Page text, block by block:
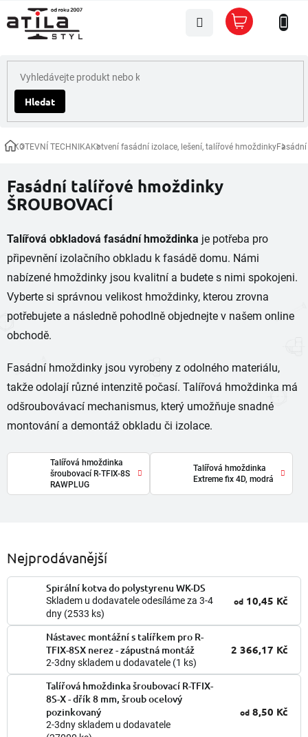
na
obsah
Hledat
Nákupní
košík
DomůKOTEVNÍ TECHNIKAKotvení fasádní izolace, lešení, talířové hmoždinkyFasádní
Fasádní talířové hmoždinky
ŠROUBOVACÍ
Talířová obkladová fasádní hmoždinka je potřeba pro
připevnění izolačního obkladu k fasádě domu. Námi
nabízené hmoždinky jsou kvalitní a budete s nimi spokojeni.
Vyberte si správnou velikost hmoždinky, kterou zrovna
potřebujete a následně pohodlně objednejte v našem online
obchodě.
Fasádní hmoždinky jsou vyrobeny z odolného materiálu,
takže odolají různé intenzitě počasí. Talířová hmoždinka má
odšroubovávací mechanismus, který umožňuje snadné
montování a demontáž obkladu či izolace.
Talířová hmoždinka
šroubovací R-TFIX-8S
RAWPLUG
Talířová hmoždinka
Extreme fix 4D, modrá
Nejprodávanější
Spirální kotva do polystyrenu WK-DS
Skladem u dodavatele odesíláme za 3-4
dny (2533 ks)
od 10,45 Kč
Nástavec montážní s talířkem pro R-
TFIX-8SX nerez - zápustná montáž
2-3dny skladem u dodavatele (1 ks)
2 366,17 Kč
Talířová hmoždinka šroubovací R-TFIX-
8S-X - dřík 8 mm, šroub ocelový
pozinkovaný
2-3dny skladem u dodavatele
od 8,50 Kč